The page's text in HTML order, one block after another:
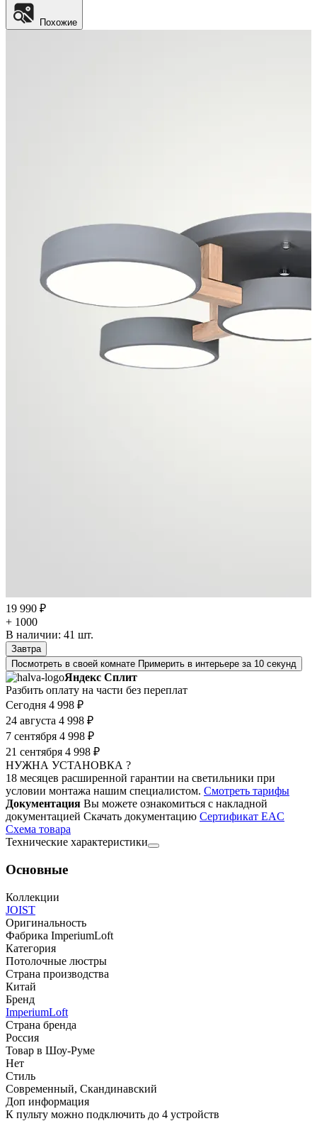
Похожие
19 990 ₽
+ 1000
В наличии: 41 шт.
Завтра
Посмотреть в своей комнате Примерить в интерьере за 10 секунд
Яндекс Сплит
Разбить оплату на части без переплат
Сегодня 4 998 ₽
24 августа 4 998 ₽
7 сентября 4 998 ₽
21 сентября 4 998 ₽
НУЖНА УСТАНОВКА ?
18 месяцев расширенной гарантии на светильники при
условии монтажа нашим специалистом. Смотреть тарифы
Документация Вы можете ознакомиться с накладной
документацией Скачать документацию Cертификат EAC
Cхема товара
Технические характеристики
Основные
Коллекции
JOIST
Оригинальность
Фабрика ImperiumLoft
Категория
Потолочные люстры
Страна производства
Китай
Бренд
ImperiumLoft
Страна бренда
Россия
Товар в Шоу-Руме
Нет
Стиль
Современный, Скандинавский
Доп информация
К пульту можно подключить до 4 устройств